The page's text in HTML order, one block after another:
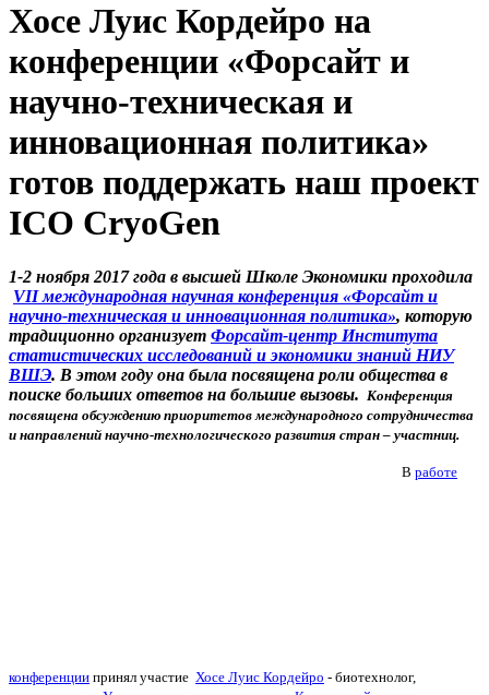
Хосе Луис Кордейро на
конференции «Форсайт и
научно-техническая и
инновационная политика»
готов поддержать наш проект
ICO CryoGen
1-2 ноября 2017 года в высшей Школе Экономики проходила
VII международная научная конференция «Форсайт и
научно-техническая и инновационная политика», которую
традиционно организует Форсайт-центр Института
статистических исследований и экономики знаний НИУ
ВШЭ. В этом году она была посвящена роли общества в
поиске больших ответов на большие вызовы. Конференция
посвящена обсуждению приоритетов международного сотрудничества
и направлений научно-технологического развития стран – участниц.
В работе
конференции принял участие Хосе Луис Кордейро - биотехнолог,